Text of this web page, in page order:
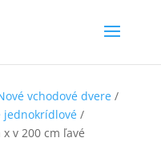
vchodové dvere/
jednokrídlové/
v 200 cm ľavé